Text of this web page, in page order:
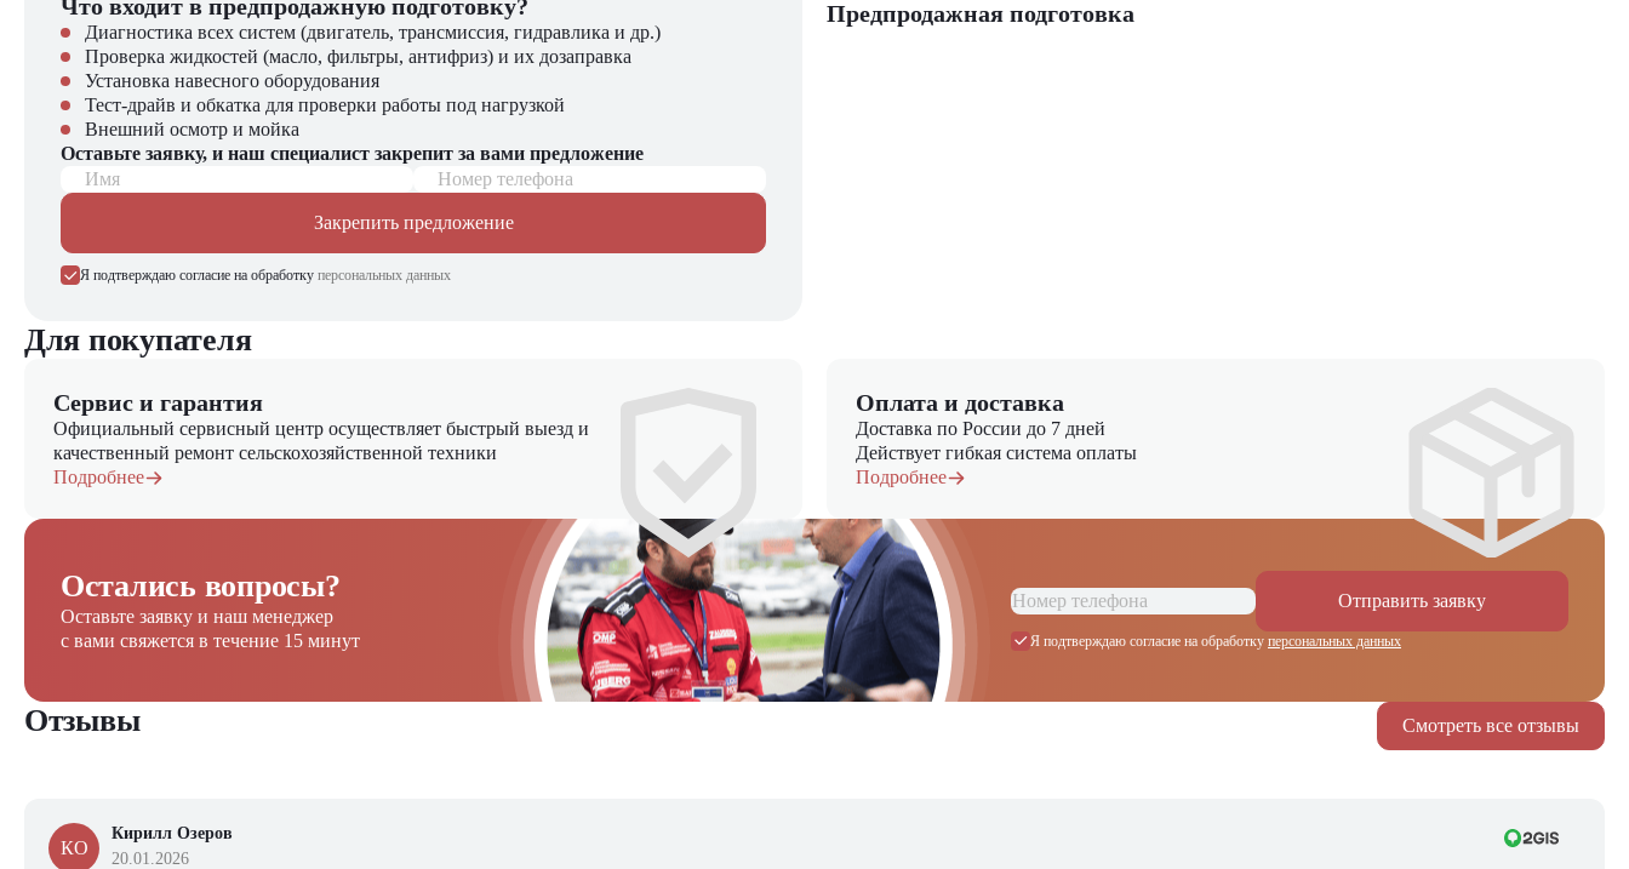
Экономия топлива – до 15% по сравнению с аналогами
Комфорт оператора – лучшие условия работы на рынке
Интеллектуальные системы – автоматизация сложных операций
Приобрести автогрейдер Volvo 3700 можно в компании "ЦТО" – официальном дилере Volvo. Наши преимущества: поставка новых машин с полным пакетом документов; официальная
гарантия производителя; сервисное обслуживание по стандартам Volvo; гибкие финансовые программы.
В каталоге "ЦТО" представлен широкий выбор строительной и дорожной техники. Наши специалисты помогут подобрать оптимальное решение для ваших задач!
Что входит в предпродажную подготовку?
Диагностика всех систем (двигатель, трансмиссия, гидравлика и др.)
Проверка жидкостей (масло, фильтры, антифриз) и их дозаправка
Установка навесного оборудования
Тест-драйв и обкатка для проверки работы под нагрузкой
Внешний осмотр и мойка
Оставьте заявку, и наш специалист закрепит за вами предложение
Имя
Номер телефона
Закрепить предложение
Я подтверждаю согласие на обработку персональных данных
Предпродажная подготовка
Для покупателя
Сервис и гарантия
Официальный сервисный центр осуществляет быстрый выезд и
качественный ремонт сельскохозяйственной техники
Подробнее
Оплата и доставка
Доставка по России до 7 дней
Действует гибкая система оплаты
Подробнее
Остались вопросы?
Оставьте заявку и наш менеджер
с вами свяжется в течение 15 минут
Отправить заявку
Я подтверждаю согласие на обработку персональных данных
Смотреть все отзывы
Отзывы
КО
Кирилл Озеров
20.01.2026